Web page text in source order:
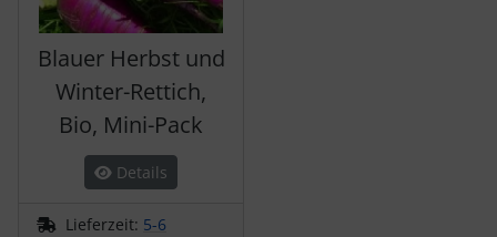
Blauer Herbst und
Winter-Rettich,
Bio, Mini-Pack
Details
Lieferzeit: 5-6